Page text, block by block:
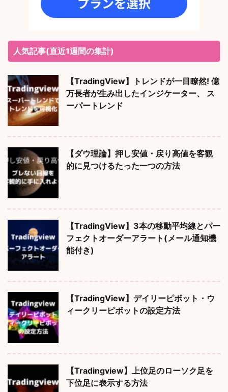
人気記事(直近1週間の集計)
【TradingView】トレンドが一目瞭然! 億
万長者が生み出したインジケーター、 ス
ーパートレンド
【ダウ理論】押し安値・戻り高値を客観
的に見つけるたった一つの方法
【TradingView】3本の移動平均線とパー
フェクトオーダーアラート(メール通知機
能付き)
【TradingView】デイリーピボット・ウ
ィークリーピボットの設定方法
【Tradingview】上位足のローソク足を
下位足に表示する方法